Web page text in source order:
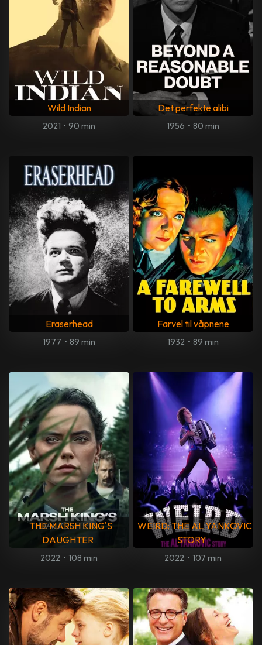
Wild Indian
2021 • 90 min
Det perfekte alibi
1956 • 80 min
Eraserhead
1977 • 89 min
Farvel til våpnene
1932 • 89 min
THE MARSH KING'S
DAUGHTER
2022 • 108 min
WEIRD: THE AL YANKOVIC
STORY
2022 • 107 min